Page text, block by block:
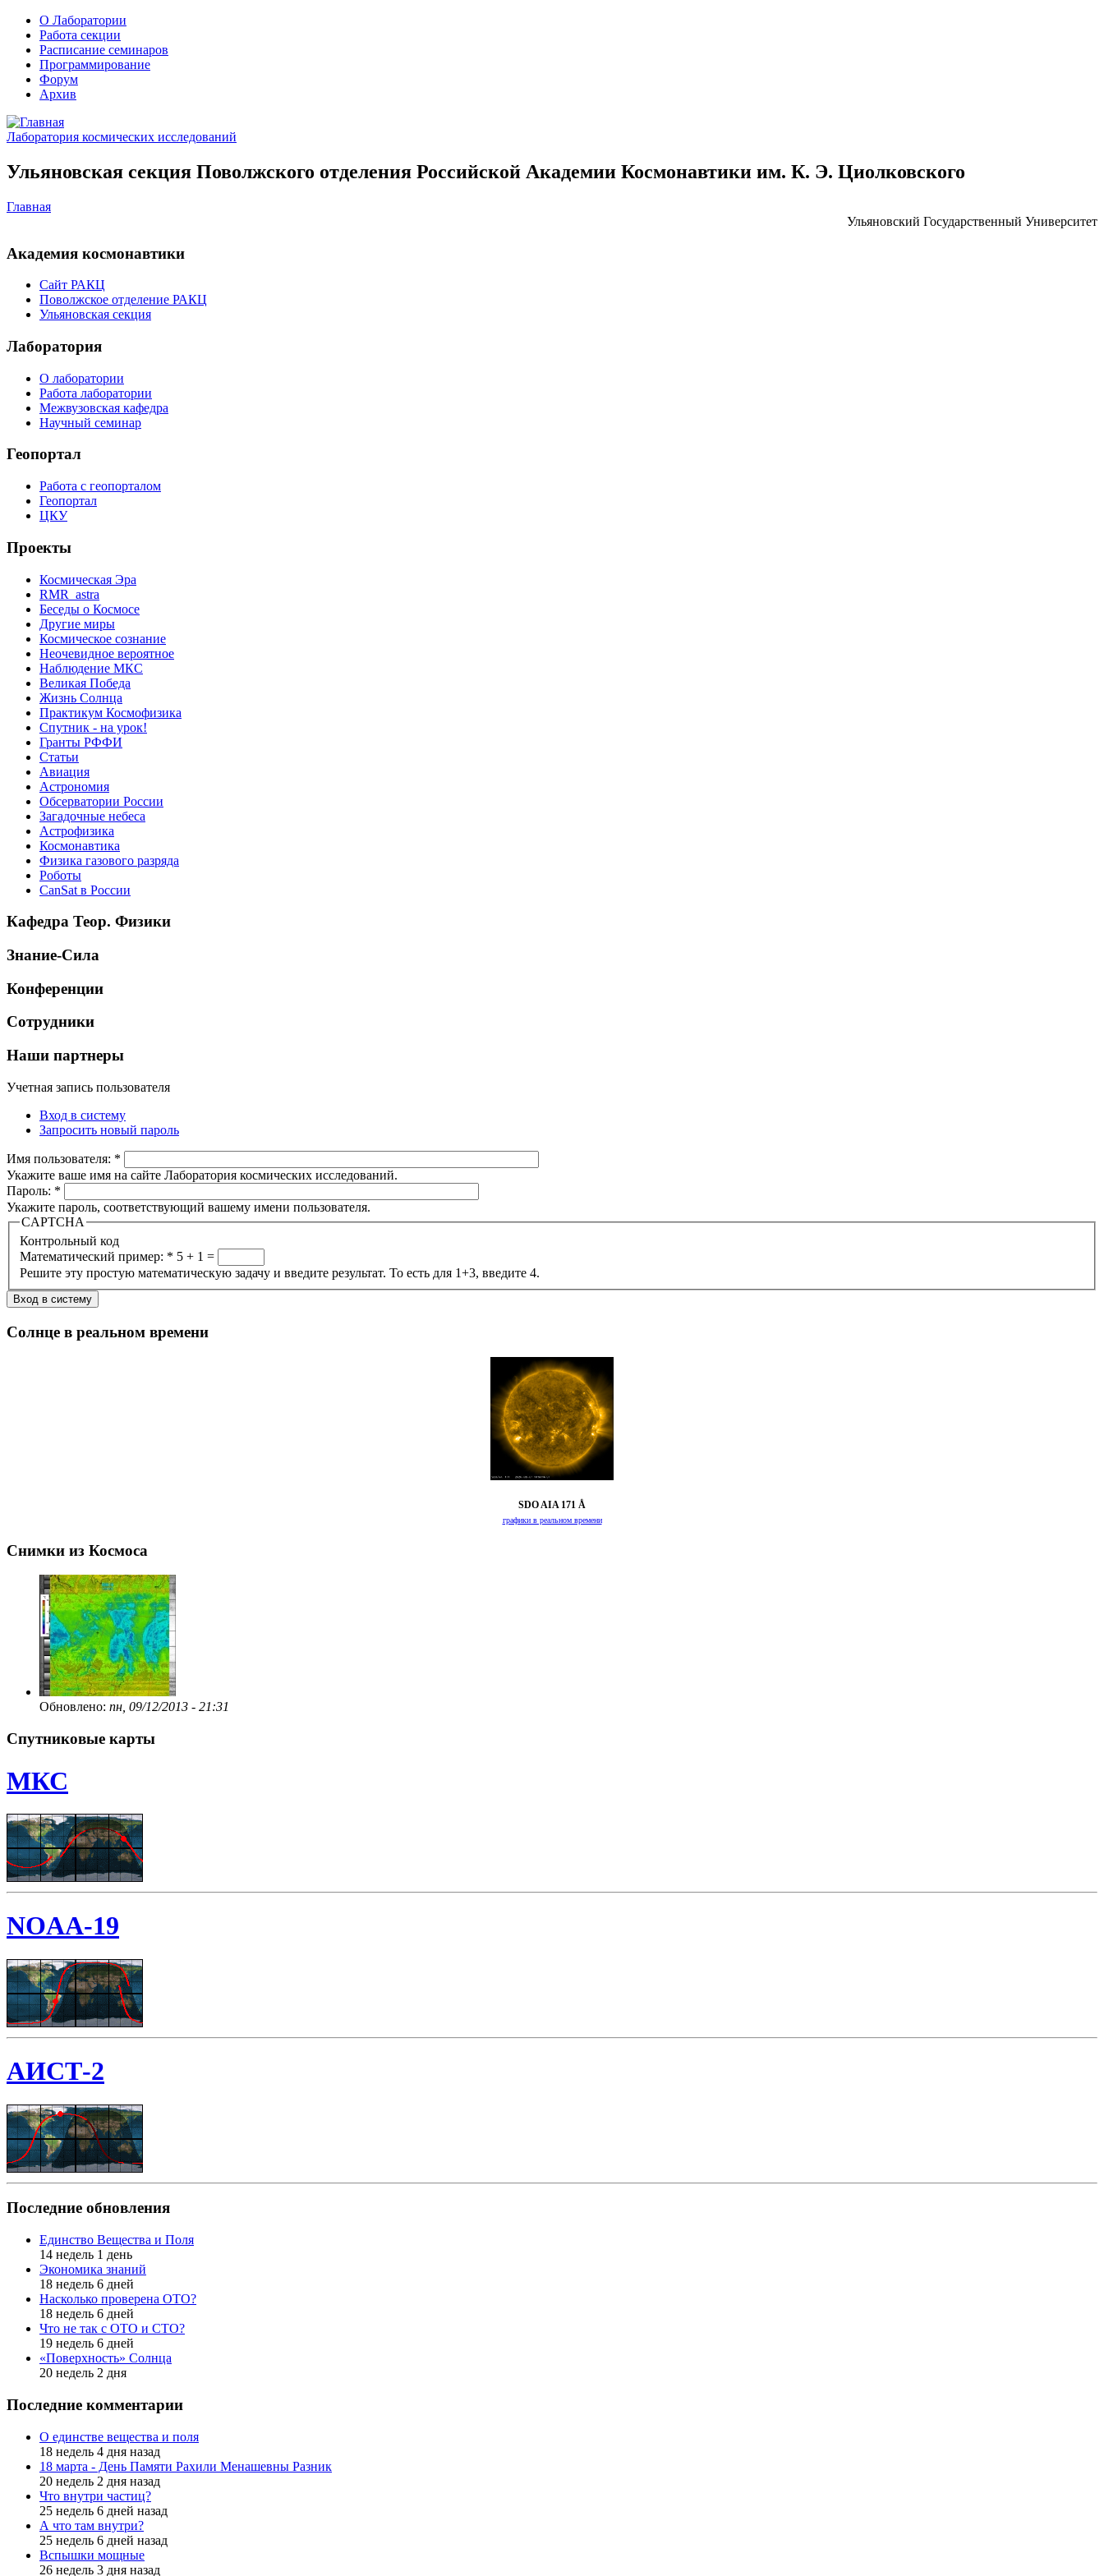
О Лаборатории
Работа секции
Расписание семинаров
Программирование
Форум
Архив
Лаборатория космических исследований
Ульяновская секция Поволжского отделения Российской Академии Космонавтики им. К. Э. Циолковского
Главная
Ульяновский Государственный Университет
Академия космонавтики
Сайт РАКЦ
Поволжское отделение РАКЦ
Ульяновская секция
Лаборатория
О лаборатории
Работа лаборатории
Межвузовская кафедра
Научный семинар
Геопортал
Работа с геопорталом
Геопортал
ЦКУ
Проекты
Космическая Эра
RMR_astra
Беседы о Космосе
Другие миры
Космическое сознание
Неочевидное вероятное
Наблюдение МКС
Великая Победа
Жизнь Солнца
Практикум Космофизика
Спутник - на урок!
Гранты РФФИ
Статьи
Авиация
Астрономия
Обсерватории России
Загадочные небеса
Астрофизика
Космонавтика
Физика газового разряда
Роботы
CanSat в России
Кафедра Теор. Физики
Знание-Сила
Конференции
Сотрудники
Наши партнеры
Учетная запись пользователя
Вход в систему
Запросить новый пароль
Имя пользователя: *
Укажите ваше имя на сайте Лаборатория космических исследований.
Пароль: *
Укажите пароль, соответствующий вашему имени пользователя.
CAPTCHA
Контрольный код
Математический пример: * 5 + 1 =
Решите эту простую математическую задачу и введите результат. То есть для 1+3, введите 4.
Солнце в реальном времени
SDO AIA 171 Å
графики в реальном времени
Снимки из Космоса
Обновлено: пн, 09/12/2013 - 21:31
Спутниковые карты
МКС
NOAA-19
АИСТ-2
Последние обновления
Единство Вещества и Поля
14 недель 1 день
Экономика знаний
18 недель 6 дней
Насколько проверена ОТО?
18 недель 6 дней
Что не так с ОТО и СТО?
19 недель 6 дней
«Поверхность» Солнца
20 недель 2 дня
Последние комментарии
О единстве вещества и поля
18 недель 4 дня назад
18 марта - День Памяти Рахили Менашевны Разник
20 недель 2 дня назад
Что внутри частиц?
25 недель 6 дней назад
А что там внутри?
25 недель 6 дней назад
Вспышки мощные
26 недель 3 дня назад